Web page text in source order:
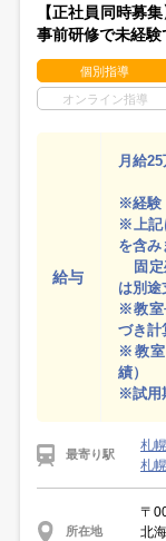
【正社員同時募
事前研修で未経
個別指導
オンライン指導
給与
月給
※経験
※上記
を含み
固定
は別途
※教室
づき計
※教室
績）
※試用
最寄り駅
札
札
所在地
〒
北